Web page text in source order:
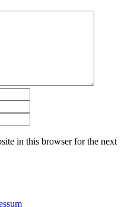
in this browser for the next